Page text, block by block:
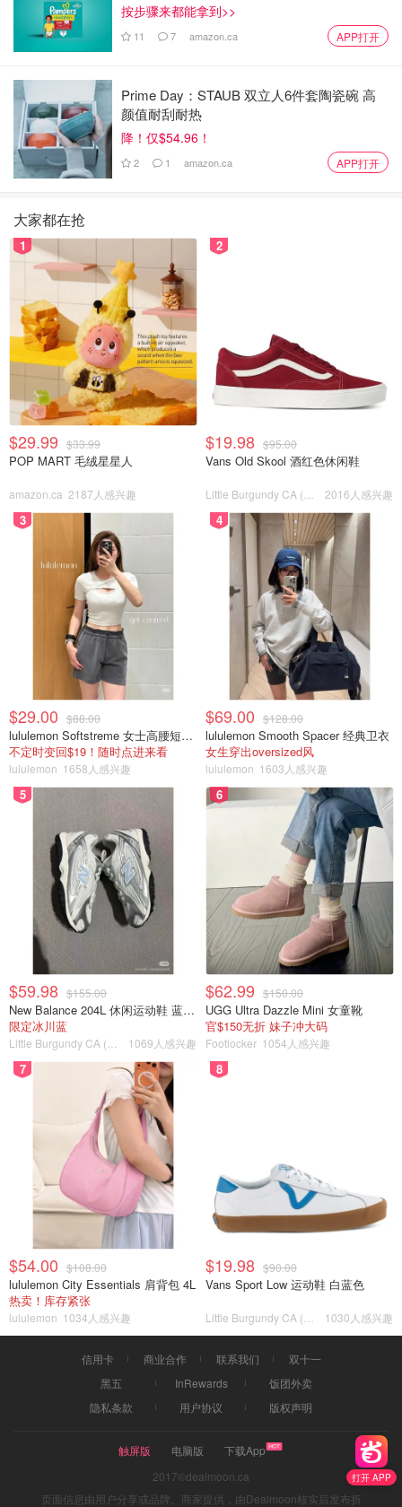
按步骤来都能拿到>>
11 7 amazon.ca APP打开
Prime Day：STAUB 双立人6件套陶瓷碗 高
颜值耐刮耐热
降！仅$54.96！
2 1 amazon.ca APP打开
打开 APP
大家都在抢
1
$29.99 $33.99
POP MART 毛绒星星人
amazon.ca 2187人感兴趣
2
$19.98 $95.00
Vans Old Skool 酒红色休闲鞋
2016人感兴趣
3
$29.00 $88.00
lululemon Softstreme 女士高腰短裤 10cm
不定时变回$19！随时点进来看
lululemon 1658人感兴趣
4
$69.00 $128.00
lululemon Smooth Spacer 经典卫衣
女生穿出oversized风
lululemon 1603人感兴趣
5
$59.98 $155.00
New Balance 204L 休闲运动鞋 蓝银色
限定冰川蓝
1069人感兴趣
6
$62.99 $150.00
UGG Ultra Dazzle Mini 女童靴
官$150无折 妹子冲大码
Footlocker 1054人感兴趣
7
$54.00 $108.00
lululemon City Essentials 肩背包 4L
热卖！库存紧张
lululemon 1034人感兴趣
8
$19.98 $90.00
Vans Sport Low 运动鞋 白蓝色
1030人感兴趣
信用卡 商业合作 联系我们
双十一
黑五
InRewards
饭团外卖
隐私条款
用户协议 版权声明
触屏版 电脑版
下载App
2017©dealmoon.ca
页面信息由用户分享或品牌、商家提供，由Dealmoon核实后发布折